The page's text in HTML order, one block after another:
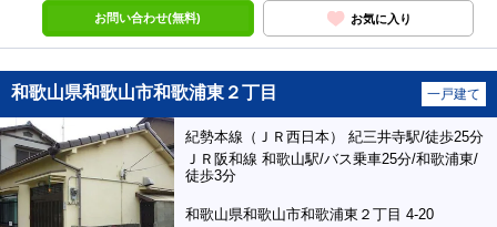
お問い合わせ(無料) お気に入り
和歌山県和歌山市和歌浦東２丁目 一戸建て
紀勢本線（ＪＲ西日本） 紀三井寺駅/徒歩25分
ＪＲ阪和線 和歌山駅/バス乗車25分/和歌浦東/
徒歩3分
和歌山県和歌山市和歌浦東２丁目 4-20